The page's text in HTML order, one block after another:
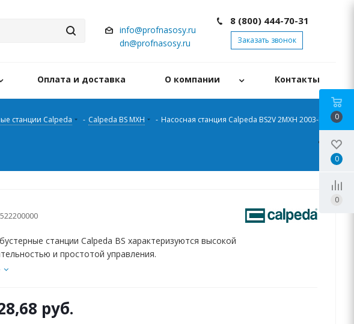
info@profnasosy.ru
dn@profnasosy.ru
8 (800) 444-70-31
Заказать звонок
Оплата и доставка О компании Контакты
станции Calpeda - Calpeda BS MXH - Насосная станция Calpeda BS2V 2MXH 2003-ITT
станции Calpeda BS характеризуются высокой
и простотой управления.
руб.
0
0
0